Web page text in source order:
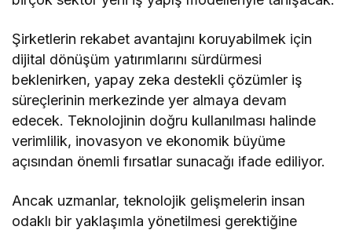
Şirketlerin rekabet avantajını koruyabilmek için
dijital dönüşüm yatırımlarını sürdürmesi
beklenirken, yapay zeka destekli çözümler iş
süreçlerinin merkezinde yer almaya devam
edecek. Teknolojinin doğru kullanılması halinde
verimlilik, inovasyon ve ekonomik büyüme
açısından önemli fırsatlar sunacağı ifade ediliyor.
Ancak uzmanlar, teknolojik gelişmelerin insan
odaklı bir yaklaşımla yönetilmesi gerektiğine